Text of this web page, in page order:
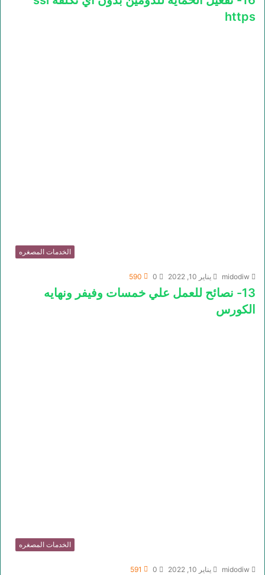
https
الخدمات المصغره
midodiw يناير 10, 2022 0
590
13- نصائح للعمل علي خمسات وفيفر ونهايه
الكورس
الخدمات المصغره
midodiw يناير 10, 2022 0
591